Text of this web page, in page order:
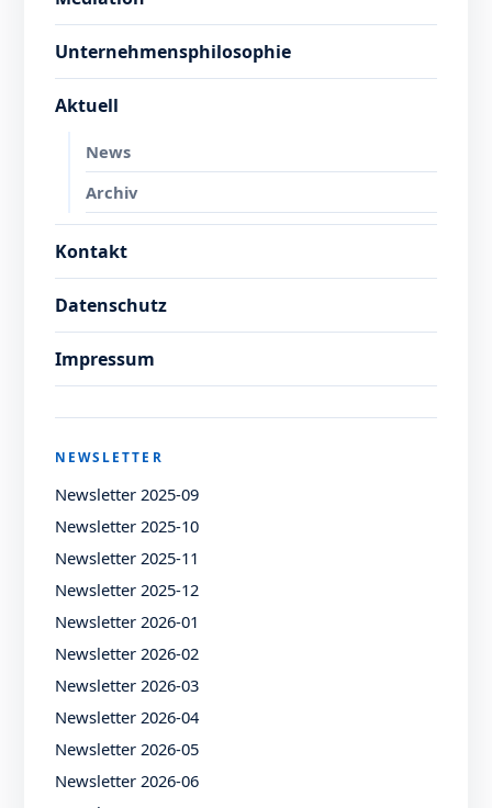
Unternehmensphilosophie
Aktuell
News
Archiv
Kontakt
Datenschutz
Impressum
NEWSLETTER
Newsletter 2025-09
Newsletter 2025-10
Newsletter 2025-11
Newsletter 2025-12
Newsletter 2026-01
Newsletter 2026-02
Newsletter 2026-03
Newsletter 2026-04
Newsletter 2026-05
Newsletter 2026-06